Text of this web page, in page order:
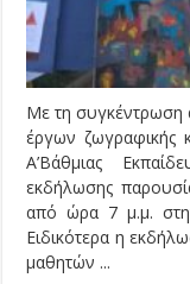
Με τη συγκέντρωση
έργων ζωγραφικής
Α’Βάθμιας
εκδήλωσης
από ώρα 7 μ.μ.
Ειδικότερα η
μαθητών ...